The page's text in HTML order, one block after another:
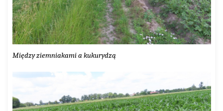
Między ziemniakami a kukurydzą